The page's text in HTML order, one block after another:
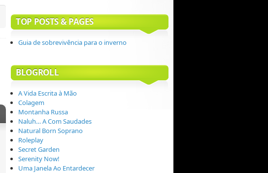
TOP POSTS & PAGES
Guia de sobrevivência para o inverno
BLOGROLL
A Vida Escrita à Mão
Colagem
Montanha Russa
Naluh… A Com Saudades
Natural Born Soprano
Roleplay
Secret Garden
Serenity Now!
Uma Janela Ao Entardecer